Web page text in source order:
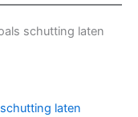
schutting laten
schutting laten